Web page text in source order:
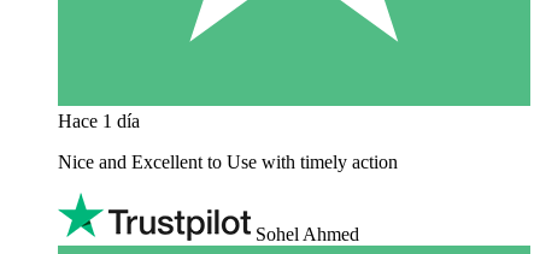
Hace 1 día
Nice and Excellent to Use with timely action
Sohel Ahmed